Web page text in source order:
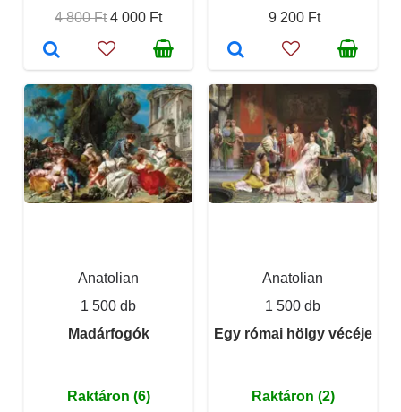
4 800 Ft 4 000 Ft
9 200 Ft
Anatolian
1 500 db
Madárfogók
Raktáron (6)
Anatolian
1 500 db
Egy római hölgy vécéje
Raktáron (2)